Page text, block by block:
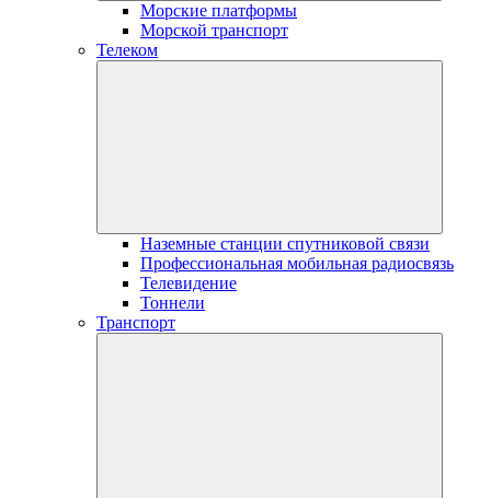
Морские платформы
Морской транспорт
Телеком
Наземные станции спутниковой связи
Профессиональная мобильная радиосвязь
Телевидение
Тоннели
Транспорт